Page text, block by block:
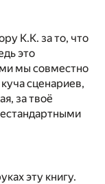
К.К. за то, что
это
мы совместно
сценариев,
за твоё
эту книгу.